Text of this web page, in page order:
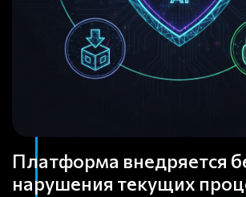
Платформа внедряется
нарушения текущих